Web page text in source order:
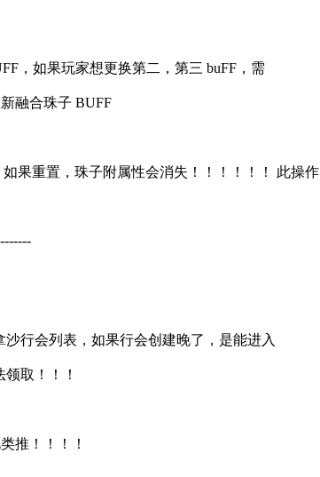
，如果玩家想更换第二，第三 buFF，需
融合珠子 BUFF
果重置，珠子附属性会消失！！！！！！ 此操作
行会列表，如果行会创建晚了，是能进入
取！！！
推！！！！